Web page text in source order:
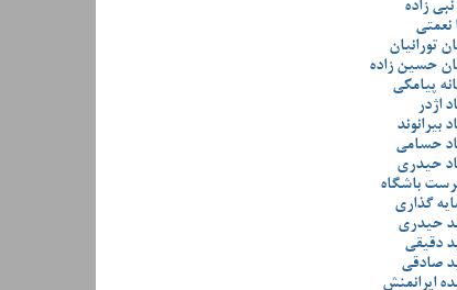
زاده
نعمتی
تورانیان
حسین زاده
پیامکی
اژدر
بیرانوند
حسامی
حیدری
باشگاه
گذاری
حیدری
دقیقی
صادقی
ایرانمنش